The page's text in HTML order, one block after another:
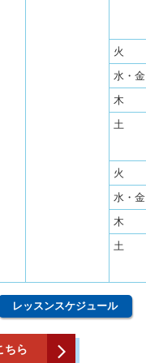
火
水・金
木
土
火
水・金
木
土
レッスンスケジュール
ちら